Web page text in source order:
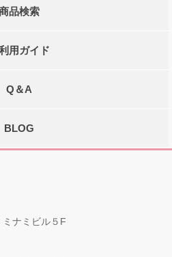
品検索
用ガイド
Q＆A
BLOG
ナミビル５F